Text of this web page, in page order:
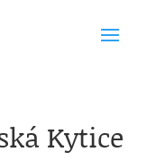
Kytice